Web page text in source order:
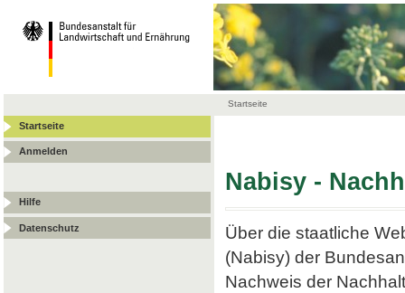
Startseite
Startseite
Anmelden
Hilfe
Datenschutz
Nabisy -
Über die staatliche
(Nabisy) der
Nachweis der